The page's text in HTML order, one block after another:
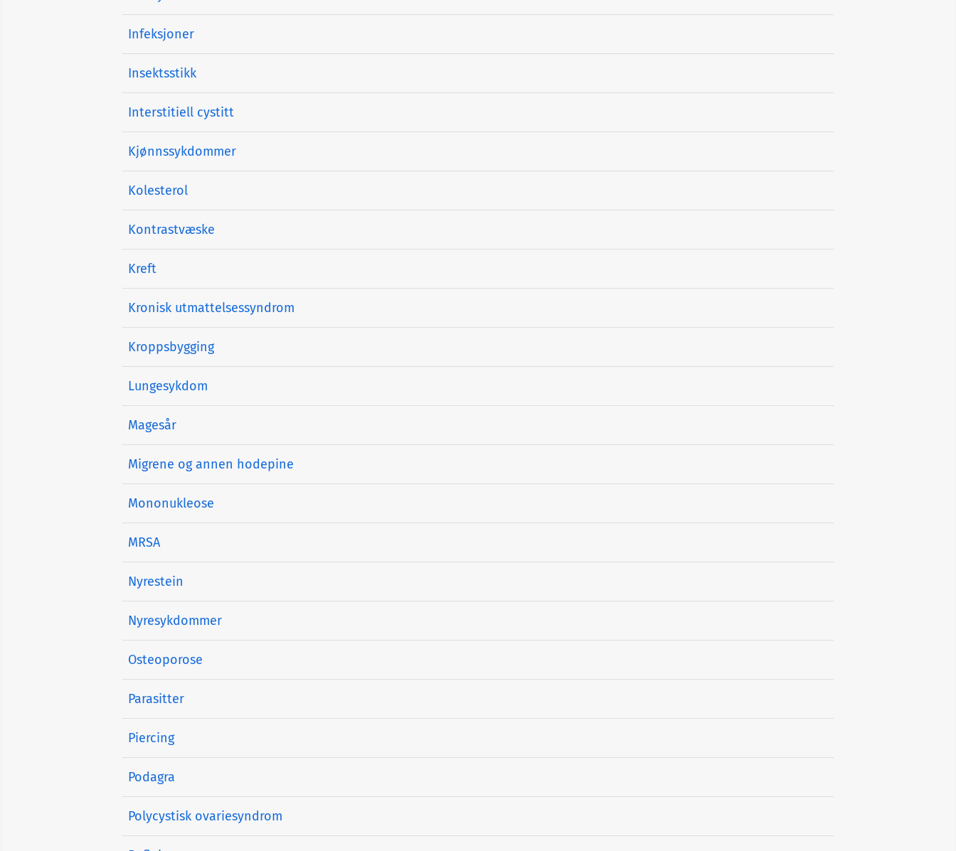
Infeksjoner
Insektsstikk
Interstitiell cystitt
Kjønnssykdommer
Kolesterol
Kontrastvæske
Kreft
Kronisk utmattelsessyndrom
Kroppsbygging
Lungesykdom
Magesår
Migrene og annen hodepine
Mononukleose
MRSA
Nyrestein
Nyresykdommer
Osteoporose
Parasitter
Piercing
Podagra
Polycystisk ovariesyndrom